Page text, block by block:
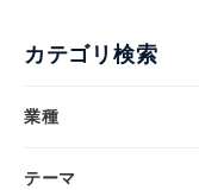
カテゴリ検索
業種
テーマ